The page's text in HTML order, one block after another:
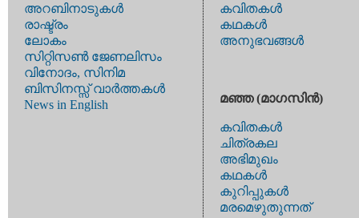
അറബിനാടുകള്‍
രാഷ്ട്രം
ലോകം
സിറ്റിസണ്‍ ജേണലിസം
വിനോദം, സിനിമ
ബിസിനസ്സ് വാര്‍ത്തകള്‍
News in English
കവിതകള്‍
കഥകള്‍
അനുഭവങ്ങള്‍
മഞ്ഞ (മാഗസിന്‍)
കവിതകള്‍
ചിത്രകല
അഭിമുഖം
കഥകള്‍
കുറിപ്പുകള്‍
മരമെഴുതുന്നത്